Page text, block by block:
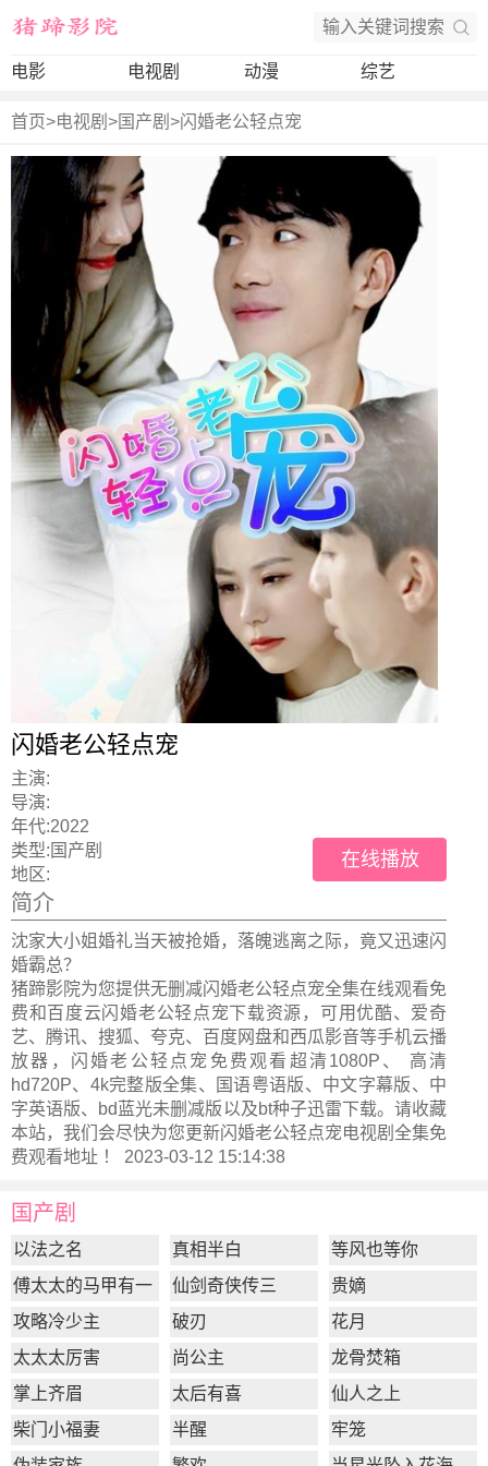
电影 电视剧 动漫 综艺
首页>电视剧 >国产剧 >闪婚老公轻点宠
闪婚老公轻点宠
主演:
导演:
年代:2022
类型: 国产剧
地区:
在线播放
简介
沈家大小姐婚礼当天被抢婚，落魄逃离之际，竟又迅速闪
婚霸总？
猪蹄影院为您提供无删减闪婚老公轻点宠全集在线观看免
费和百度云闪婚老公轻点宠下载资源，可用优酷、爱奇
艺、腾讯、搜狐、夸克、百度网盘和西瓜影音等手机云播
放器，闪婚老公轻点宠免费观看超清1080P、 高清
hd720P、4k完整版全集、国语粤语版、中文字幕版、中
字英语版、bd蓝光未删减版以及bt种子迅雷下载。请收藏
本站，我们会尽快为您更新闪婚老公轻点宠电视剧全集免
费观看地址 ！ 2023-03-12 15:14:38
国产剧
以法之名 真相半白
等风也等你
傅太太的马甲有一
点多
仙剑奇侠传三
贵嫡
攻略冷少主
破刃
花月
太太太厉害
尚公主
龙骨焚箱
掌上齐眉
太后有喜
仙人之上
柴门小福妻
半醒
牢笼